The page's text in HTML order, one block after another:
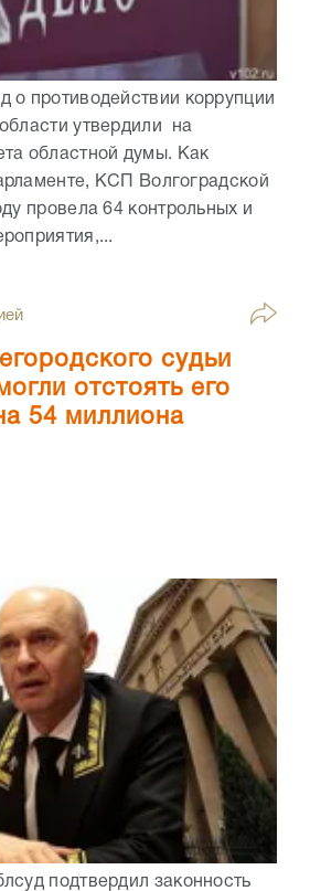
о противодействии коррупции
утвердили на
областной думы. Как
КСП Волгоградской
провела 64 контрольных и
судьи
отстоять его
54 миллиона
подтвердил законность